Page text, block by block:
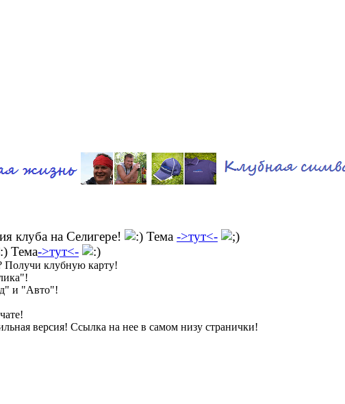
клуба на Селигере! Тема ->тут<-
Тема->тут<-
Получи клубную карту!
и "Авто"!
версия! Ссылка на нее в самом низу странички!